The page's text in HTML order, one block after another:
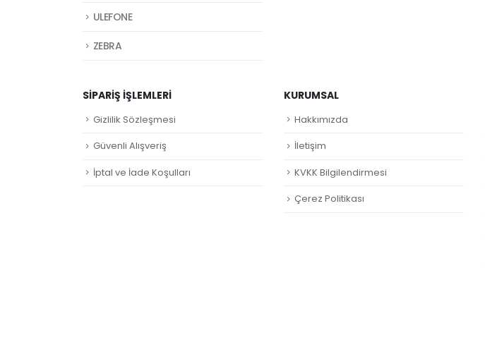
ULEFONE
ZEBRA
SIPARIŞ İŞLEMLERI
Gizlilik Sözleşmesi
Güvenli Alışveriş
İptal ve İade Koşulları
KURUMSAL
Hakkımızda
İletişim
KVKK Bilgilendirmesi
Çerez Politikası